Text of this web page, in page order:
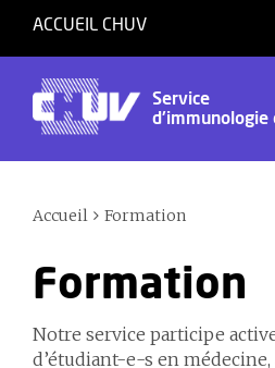
ACCUEIL CHUV
Service
d'immunologie
Accueil Formation
Formation
Notre service participe
d’étudiant-e-s en médecine,